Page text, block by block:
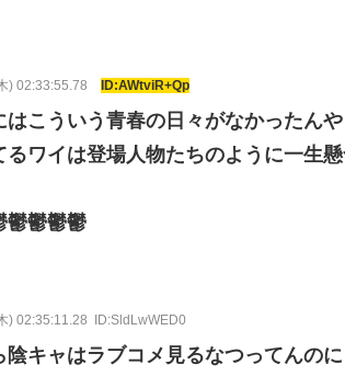
) 02:33:55.78 ID:AWtviR+Qp
はこういう青春の日々がなかったんや
るワイは登場人物たちのように一生
鬱鬱鬱鬱
) 02:35:11.28 ID:SldLwWED0
陰キャはラブコメ見るなつってんのに